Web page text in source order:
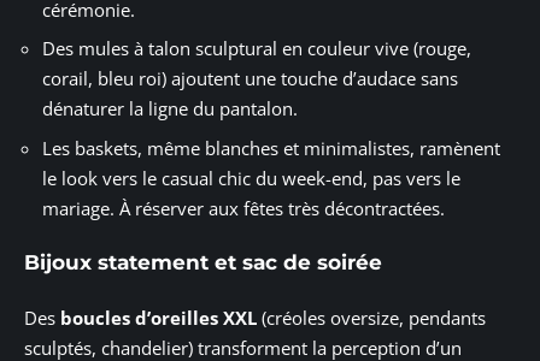
cérémonie.
Des mules à talon sculptural en couleur vive (rouge,
corail, bleu roi) ajoutent une touche d’audace sans
dénaturer la ligne du pantalon.
Les baskets, même blanches et minimalistes, ramènent
le look vers le casual chic du week-end, pas vers le
mariage. À réserver aux fêtes très décontractées.
Bijoux statement et sac de soirée
Des boucles d’oreilles XXL (créoles oversize, pendants
sculptés, chandelier) transforment la perception d’un